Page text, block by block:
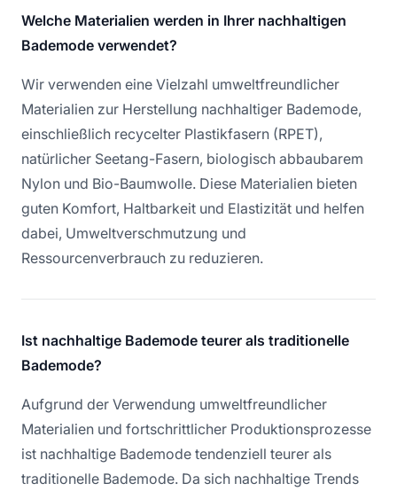
Welche Materialien werden in Ihrer nachhaltigen
Bademode verwendet?
Wir verwenden eine Vielzahl umweltfreundlicher
Materialien zur Herstellung nachhaltiger Bademode,
einschließlich recycelter Plastikfasern (RPET),
natürlicher Seetang-Fasern, biologisch abbaubarem
Nylon und Bio-Baumwolle. Diese Materialien bieten
guten Komfort, Haltbarkeit und Elastizität und helfen
dabei, Umweltverschmutzung und
Ressourcenverbrauch zu reduzieren.
Ist nachhaltige Bademode teurer als traditionelle
Bademode?
Aufgrund der Verwendung umweltfreundlicher
Materialien und fortschrittlicher Produktionsprozesse
ist nachhaltige Bademode tendenziell teurer als
traditionelle Bademode. Da sich nachhaltige Trends